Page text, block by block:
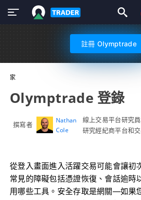
註冊 Olymptrade
家
Olymptrade 登錄
撰寫者
Nathan
Cole
線上交易平台研究
研究經紀商平台和
從登入畫面進入活躍交易可能會讓初
常見的障礙包括憑證恢復、會話逾時
用哪些工具。安全存取是網關—如果